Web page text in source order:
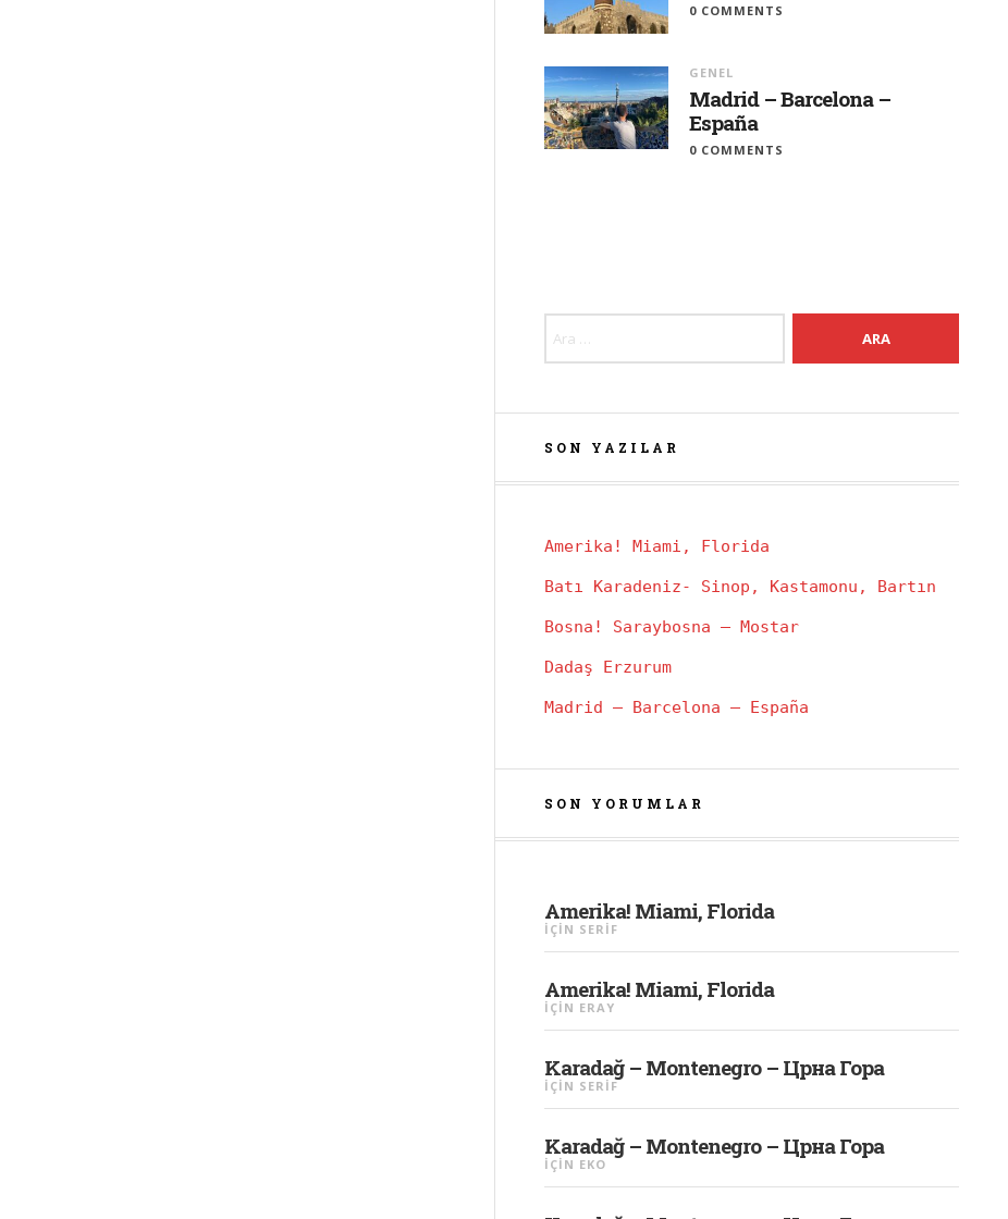
0 COMMENTS
GENEL
Madrid – Barcelona –
España
0 COMMENTS
SON YAZILAR
Amerika! Miami, Florida
Batı Karadeniz- Sinop, Kastamonu, Bartın
Bosna! Saraybosna – Mostar
Dadaş Erzurum
Madrid – Barcelona – España
SON YORUMLAR
Amerika! Miami, Florida
IÇIN SERIF
Amerika! Miami, Florida
IÇIN ERAY
Karadağ – Montenegro – Црна Гора
IÇIN SERIF
Karadağ – Montenegro – Црна Гора
IÇIN EKO